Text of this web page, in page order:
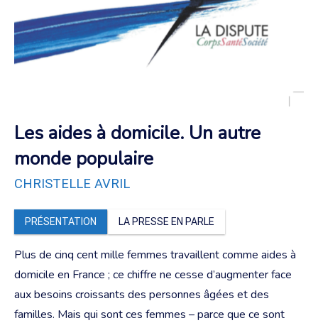
Les aides à domicile. Un autre
monde populaire
CHRISTELLE AVRIL
PRÉSENTATION LA PRESSE EN PARLE
Plus de cinq cent mille femmes travaillent comme aides à
domicile en France ; ce chiffre ne cesse d’augmenter face
aux besoins croissants des personnes âgées et des
familles. Mais qui sont ces femmes – parce que ce sont